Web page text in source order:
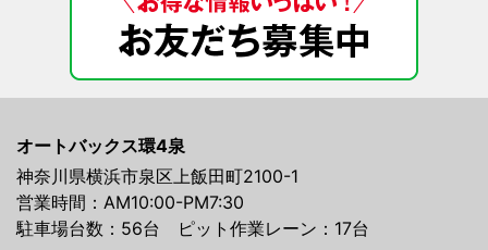
オートバックス環4泉
神奈川県横浜市泉区上飯田町2100-1
営業時間：AM10:00-PM7:30
駐車場台数：56台 ピット作業レーン：17台